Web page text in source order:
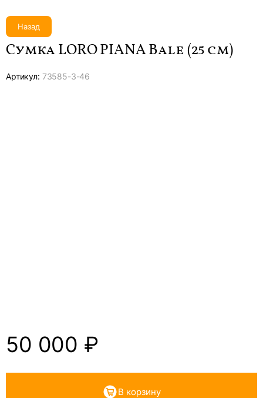
Назад
Сумка LORO PIANA Bale (25 см)
Артикул: 73585-3-46
50 000 ₽
В корзину